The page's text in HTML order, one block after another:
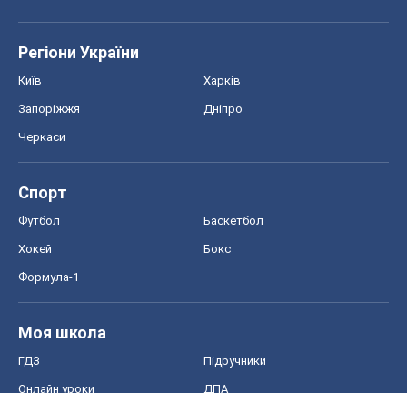
Регіони України
Київ Харків
Запоріжжя Дніпро
Черкаси
Спорт
Футбол Баскетбол
Хокей Бокс
Формула-1
Моя школа
ГДЗ Підручники
Онлайн уроки ДПА